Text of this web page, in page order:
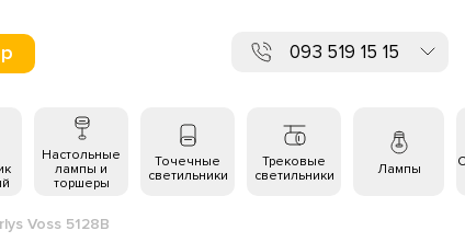
093 519 15 15
Настольные
лампы и
торшеры
Точечные
светильники
Трековые
светильники
Лампы
Voss 5128B